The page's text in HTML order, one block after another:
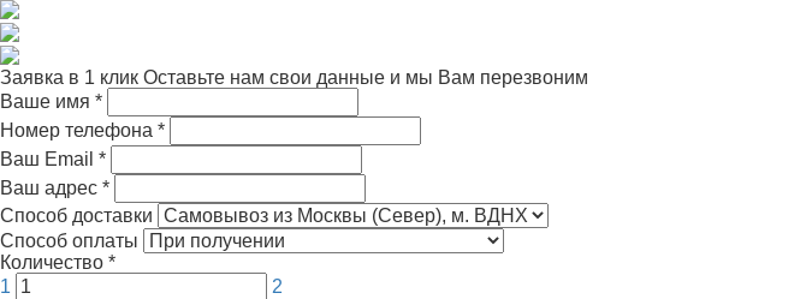
Заявка в 1 клик Оставьте нам свои данные и мы Вам перезвоним
Ваше имя *
Номер телефона *
Ваш Email *
Ваш адрес *
Способ доставки
Способ оплаты
Количество *
1
2